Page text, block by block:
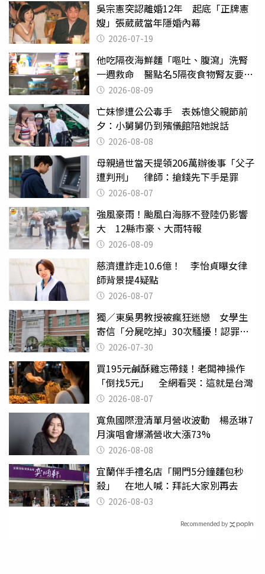
吳宗憲突認離婚12年 起底「正牌憲
嫂」張葳葳當年隱婚內幕
2026-07-19
他吃隔夜海鮮麵「嘔吐、腹瀉」洗腎
一週救命 醫點名5隔夜食物腎友要注
意 2026-08-09
亡妹慘遭公公毒手 表姊憶父親節前
夕：小舅舅仍到殯儀館陪她說話
2026-08-08
母親過世當天提領206萬辦後事「父子
遭判刑」 律師：搶錢先下手是罪
2026-08-07
強風豪雨！颱風白海豚不登陸仍影響
大 12縣市豪、大雨特報
2026-08-09
慈濟遭詐走10.6億！ 李怡貞曝女律
師背景提4疑點
2026-08-07
獨／東吳男教授被瘋狂迷戀 女學生
寄信「分屍吃掉」30次騷擾！認罪免
關 2026-07-30
買195元鹹酥雞忘帶錢！老闆神操作
「倒找5元」 全網看哭：這就是台灣
2026-08-07
寬魚國際澄清單月營收波動 楊丞琳7
月演唱會爆滿營收大漲73%
2026-08-08
宜蘭伴手禮名店「開門5分鐘麵包秒
殺」 在地人喊：拜託大家別再去
2026-08-03
Recommended by